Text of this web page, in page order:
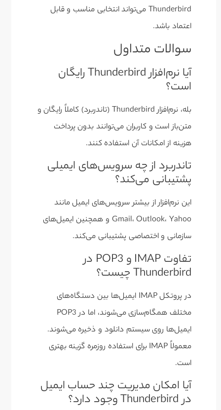
Thunderbird می‌تواند انتخابی مناسب و قابل
اعتماد باشد.
سوالات متداول
آیا نرم‌افزار Thunderbird رایگان
است؟
بله، نرم‌افزارThunderbird (تاندربرد)
کاملاً رایگان و
متن‌باز است و کاربران می‌توانند بدون پرداخت
هزینه از امکانات آن استفاده کنند.
تاندربرد از چه سرویس‌های ایمیلی
پشتیبانی می‌کند؟
این نرم‌افزار از بیشتر سرویس‌های ایمیل مانند
Gmail، Outlook، Yahoo و همچنین ایمیل‌های
سازمانی و اختصاصی پشتیبانی می‌کند.
تفاوت IMAP و POP3 در
Thunderbird چیست؟
در پروتکل IMAP ایمیل‌ها بین دستگاه‌های
مختلف همگام‌سازی می‌شوند، اما در POP3
ایمیل‌ها روی سیستم دانلود و ذخیره می‌شوند.
معمولاً IMAP برای استفاده روزمره گزینه بهتری
است.
آیا امکان مدیریت چند حساب ایمیل
در Thunderbird وجود دارد؟